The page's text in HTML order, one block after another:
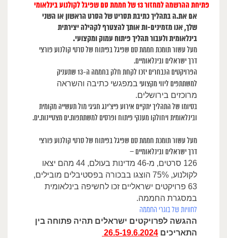
פתיחת ההרשמה למחזור 13 של חממת סם שפיגל לקולנוע בינלאומי
אם את.ה בתהליך כתיבת תסריט של הסרט הראשון או השני
שלך, אנו מזמינים-ות אותך להצטרף לקהילה יצירתית
בינלאומית ולעבור תהליך פיתוח עמוק ומקצועי.
מעל עשור תומכת חממת סם שפיגל בפיתוח של סרטי קולנוע פורצי
דרך ישראלים ובינלאומיים.
הפרויקטים הנבחרים יזכו לקחת חלק בחממה ה-13 שתעניק
למשתתפים ליווי מקצועי במפגשי כתיבה והשראה
מרוכזים בירושלים.
בסיומו של התהליך יתקיים אירוע פיצ׳ינג חגיגי מול תעשייה מקומית
ובינלאומית ויחולקו מענקי פיתוח ופרסים למשתתפות.ים מצטיינות.ים.
מעל עשור תומכת חממת סם שפיגל בפיתוח של סרטי קולנוע פורצי
דרך ישראלים ובינלאומיים –
126 סרטים, מ-46
מדינות בעולם, 44 מהם יצאו
לקולנוע, 75% הוצגו בבכורה בפסטיבלים מובילים,
63 פרויקטים ישראליים זכו לחשיפה בינלאומית
במסגרת החממה.
לחוויות של בוגרי החממה
ההגשה לפרויקטים ישראלים תהיה פתוחה בין
התאריכים 26.5-19.6.2024